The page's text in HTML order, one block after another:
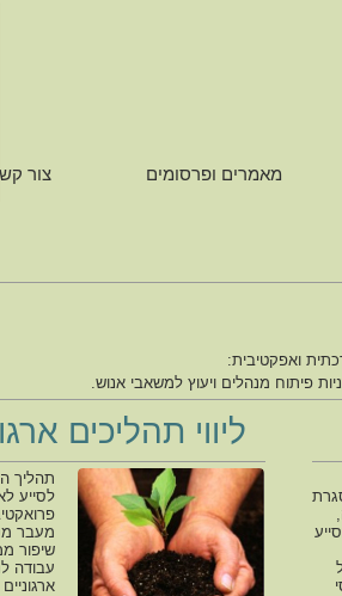
צור מאמרים ופרסומים
ואפקטיבית:
פיתוח מנהלים ויעוץ למשאבי אנוש.
ליווי תהליכים
תהליך
לסייע
מעבר
שיפור
עבודה